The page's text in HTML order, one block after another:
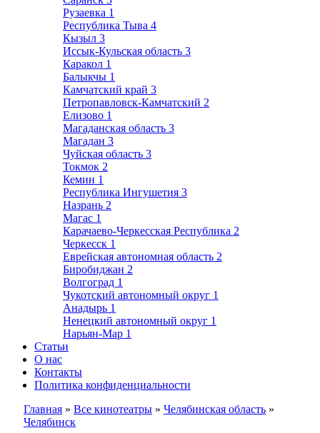
Рузаевка 1
Республика Тыва 4
Кызыл 3
Иссык-Кульская область 3
Каракол 1
Балыкчы 1
Камчатский край 3
Петропавловск-Камчатский 2
Елизово 1
Магаданская область 3
Магадан 3
Чуйская область 3
Токмок 2
Кемин 1
Республика Ингушетия 3
Назрань 2
Магас 1
Карачаево-Черкесская Республика 2
Черкесск 1
Еврейская автономная область 2
Биробиджан 2
Волгоград 1
Чукотский автономный округ 1
Анадырь 1
Ненецкий автономный округ 1
Нарьян-Мар 1
Статьи
О нас
Контакты
Политика конфиденциальности
Главная » Все кинотеатры » Челябинская область »
Челябинск